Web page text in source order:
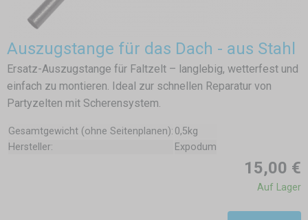
Auszugstange für das Dach - aus Stahl
Ersatz-Auszugstange für Faltzelt – langlebig, wetterfest und
einfach zu montieren. Ideal zur schnellen Reparatur von
Partyzelten mit Scherensystem.
Gesamtgewicht (ohne Seitenplanen): 0,5kg
Hersteller:
Expodum
15,00 €
Auf Lager